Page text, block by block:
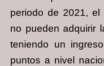
periodo de 2021, el
no pueden adquirir
teniendo un
puntos a nivel